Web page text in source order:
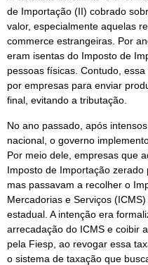
de Importação (II) cobrado
valor, especialmente aquelas
commerce estrangeiras. Por
eram isentas do Imposto de
pessoas físicas. Contudo,
por empresas para enviar
final, evitando a tributação.
No ano passado, após
nacional, o governo
Por meio dele, empresas que
Imposto de Importação zerado
mas passavam a recolher o
Mercadorias e Serviços
estadual. A intenção era
arrecadação do ICMS e coibir
pela Fiesp, ao revogar essa
o sistema de taxação que